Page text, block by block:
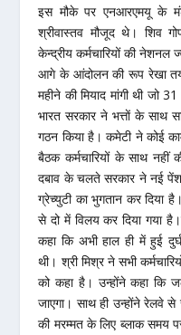
इस मौके पर एनआरएमयू के
श्रीवास्तव मौजूद थे। शिव
केन्द्रीय कर्मचारियों की
आगे के आंदोलन की रूप रेखा तय
महीने की मियाद मांगी थी जो
भारत सरकार ने भत्ताें के साथ
गठन किया है। कमेटी ने कोई
बैठक कर्मचारियों के साथ नहीं
दबाव के चलते सरकार ने नई
ग्रेच्युटी का भुगतान कर दिया
से दो में विलय कर दिया गया
कहा कि अभी हाल ही में हुई
थी। श्री मिश्र ने सभी
को कहा है। उन्होंने कहा कि
जाएगा। साथ ही उन्होंने रेलवे
की मरम्मत के लिए ब्लाक समय